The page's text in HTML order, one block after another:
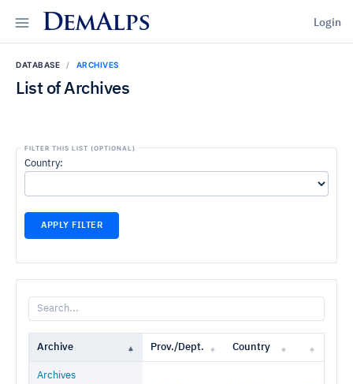
DemAlps Login
DATABASE ARCHIVES
List of Archives
Country:
APPLY FILTER
Archive Prov./Dept. Country
Archive
Archives